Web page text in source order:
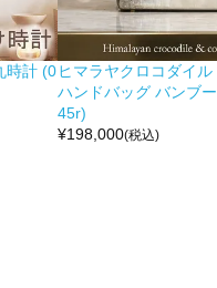
時計 (0ヒマラヤクロコダイ
ハンドバッグ バンブ
45r)
¥198,000(税込)